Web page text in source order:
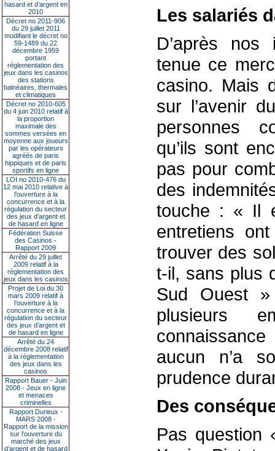
hasard et d’argent en
2010
Décret no 2011-906
du 29 juillet 2011
modifiant le décret no
59-1489 du 22
décembre 1959
portant
réglementation des
jeux dans les casinos
des stations
balnéaires, thermales
et climatiques
Décret no 2010-605
du 4 juin 2010 relatif à
la proportion
maximale des
sommes versées en
moyenne aux joueurs
par les opérateurs
agréés de paris
hippiques et de paris
sportifs en ligne
LOI no 2010-476 du
12 mai 2010 relative à
l’ouverture à la
concurrence et à la
régulation du secteur
des jeux d’argent et
de hasard en ligne
Fédération Suisse
des Casinos -
Rapport 2009
Arrêté du 29 juillet
2009 relatif à la
réglementation des
jeux dans les casinos
Projet de Loi du 30
mars 2009 relatif à
l’ouverture à la
concurrence et à la
régulation du secteur
des jeux d’argent et
de hasard en ligne
Arrêté du 24
décembre 2008 relatif
à la réglementation
des jeux dans les
casinos
Rapport Bauer - Juin
2008 - Jeux en ligne
et menaces
criminelles
Rapport Durieux -
MARS 2008 -
Rapport de la mission
sur l’ouverture du
marché des jeux
d’argent et de hasard
Les salariés
D’après nos
tenue ce
casino. Mais
sur l’avenir
personnes
qu’ils sont
pas pour
des
touche : « Il
entretiens
trouver des
t-il, sans plus
Sud Ouest
plusieurs
aucun n’a
prudence
Des
Pas question